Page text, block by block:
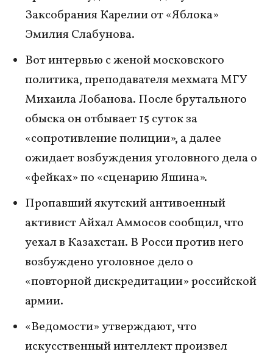
Заксобрания Карелии от «Яблока»
Эмилия Слабунова.
Вот интервью с женой московского
политика, преподавателя мехмата МГУ
Михаила Лобанова. После брутального
обыска он отбывает 15 суток за
«сопротивление полиции», а далее
ожидает возбуждения уголовного дела о
«фейках» по «сценарию Яшина».
Пропавший якутский антивоенный
активист Айхал Аммосов сообщил, что
уехал в Казахстан. В Росси против него
возбуждено уголовное дело о
«повторной дискредитации» российской
армии.
«Ведомости» утверждают, что
искусственный интеллект произвел